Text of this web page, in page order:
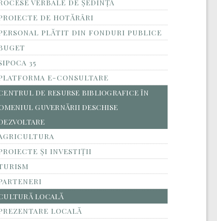
VERBALE DE ȘEDINȚĂ
DE HOTĂRÂRI
PLĂTIT DIN FONDURI PUBLICE
35
E-CONSULTARE
DE RESURSE BIBLIOGRAFICE ÎN
GUVERNĂRII DESCHISE
ȘI INVESTIȚII
LOCALĂ
LOCALĂ